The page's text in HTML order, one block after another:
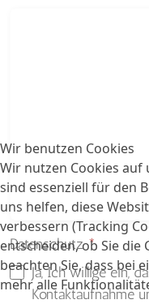
Datenschutz*
Ja, Ich willige ein,
Kontaktaufnahme
Wir benutzen Cookies
Wir nutzen Cookies auf
sind essenziell für den
uns helfen, diese
verbessern (Tracking
entscheiden, ob Sie die
beachten Sie, dass bei
mehr alle